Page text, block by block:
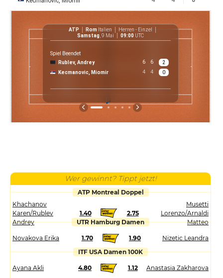
ATP Rom Italien
Herren - Einzel
Samstag , 9 Mai 09:00 UTC
Spiel Beendet
Rublev, Andrey
6 6
2
Kecmanovic, Miomir
4 4 0
Wer gewinnt? Tippt jetzt!
ATP Montreal Doppel
Khachanov
Karen/Rublev
Andrey
1.40 2.75
Musetti
Lorenzo/Arnaldi
Matteo
UTR Hamburg Damen
Novakova Erika 1.70 1.90
Nizetic Leandra
ITF USA Damen 100K
Ayana Akli 4.80 1.12 Anastasia Zakharova